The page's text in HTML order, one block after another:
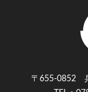
〒655-0852